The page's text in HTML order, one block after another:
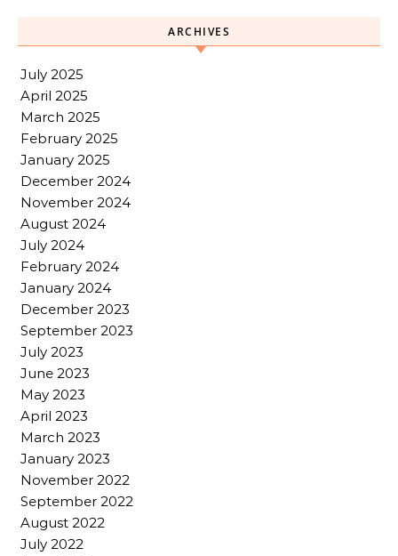
ARCHIVES
July 2025
April 2025
March 2025
February 2025
January 2025
December 2024
November 2024
August 2024
July 2024
February 2024
January 2024
December 2023
September 2023
July 2023
June 2023
May 2023
April 2023
March 2023
January 2023
November 2022
September 2022
August 2022
July 2022